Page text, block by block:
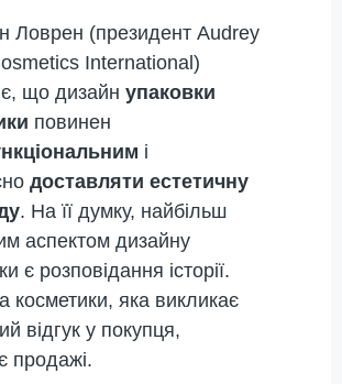
Ловрен (президент Audrey
International)
що дизайн упаковки
повинен
і
доставляти естетичну
. На її думку, найбільш
аспектом дизайну
є розповідання історії.
косметики, яка викликає
відгук у покупця,
продажі.